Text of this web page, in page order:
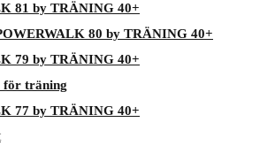
81 by TRÄNING 40+
80 by TRÄNING 40+
79 by TRÄNING 40+
för träning
77 by TRÄNING 40+